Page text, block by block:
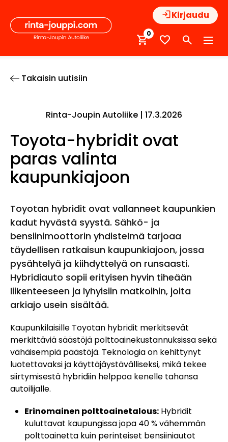
sisältöön
Kirjaudu
0
Takaisin uutisiin
Rinta-Joupin Autoliike | 17.3.2026
Toyota-hybridit ovat
paras valinta
kaupunkiajoon
Toyotan hybridit ovat vallanneet kaupunkien
kadut hyvästä syystä. Sähkö- ja
bensiinimoottorin yhdistelmä tarjoaa
täydellisen ratkaisun kaupunkiajoon, jossa
pysähtelyä ja kiihdyttelyä on runsaasti.
Hybridiauto sopii erityisen hyvin tiheään
liikenteeseen ja lyhyisiin matkoihin, joita
arkiajo usein sisältää.
Kaupunkilaisille Toyotan hybridit merkitsevät
merkittäviä säästöjä polttoainekustannuksissa sekä
vähäisempiä päästöjä. Teknologia on kehittynyt
luotettavaksi ja käyttäjäystävälliseksi, mikä tekee
siirtymisestä hybridiin helppoa kenelle tahansa
autoilijalle.
Erinomainen polttoainetalous: Hybridit
kuluttavat kaupungissa jopa 40 % vähemmän
polttoainetta kuin perinteiset bensiiniautot